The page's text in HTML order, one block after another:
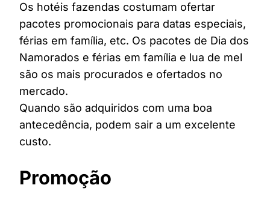
Os hotéis fazendas costumam ofertar
pacotes promocionais para datas especiais,
férias em família, etc. Os pacotes de Dia dos
Namorados e férias em família e lua de mel
são os mais procurados e ofertados no
mercado.
Quando são adquiridos com uma boa
antecedência, podem sair a um excelente
custo.
Promoção